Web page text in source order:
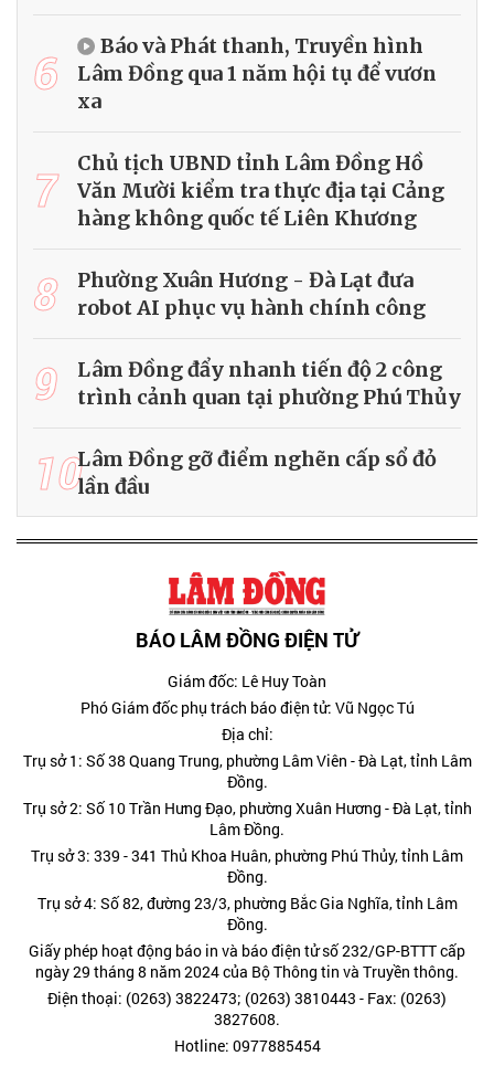
6
Báo và Phát thanh, Truyền hình
Lâm Đồng qua 1 năm hội tụ để vươn
xa
7
Chủ tịch UBND tỉnh Lâm Đồng Hồ
Văn Mười kiểm tra thực địa tại Cảng
hàng không quốc tế Liên Khương
8
Phường Xuân Hương - Đà Lạt đưa
robot AI phục vụ hành chính công
9
Lâm Đồng đẩy nhanh tiến độ 2 công
trình cảnh quan tại phường Phú Thủy
10Lâm Đồng gỡ điểm nghẽn cấp sổ đỏ
lần đầu
BÁO LÂM ĐỒNG ĐIỆN TỬ
Giám đốc: Lê Huy Toàn
Phó Giám đốc phụ trách báo điện tử: Vũ Ngọc Tú
Địa chỉ:
Trụ sở 1: Số 38 Quang Trung, phường Lâm Viên - Đà Lạt, tỉnh Lâm
Đồng.
Trụ sở 2: Số 10 Trần Hưng Đạo, phường Xuân Hương - Đà Lạt, tỉnh
Lâm Đồng.
Trụ sở 3: 339 - 341 Thủ Khoa Huân, phường Phú Thủy, tỉnh Lâm
Đồng.
Trụ sở 4: Số 82, đường 23/3, phường Bắc Gia Nghĩa, tỉnh Lâm
Đồng.
Giấy phép hoạt động báo in và báo điện tử số 232/GP-BTTT cấp
ngày 29 tháng 8 năm 2024 của Bộ Thông tin và Truyền thông.
Điện thoại: (0263) 3822473; (0263) 3810443 - Fax: (0263)
3827608.
Hotline: 0977885454